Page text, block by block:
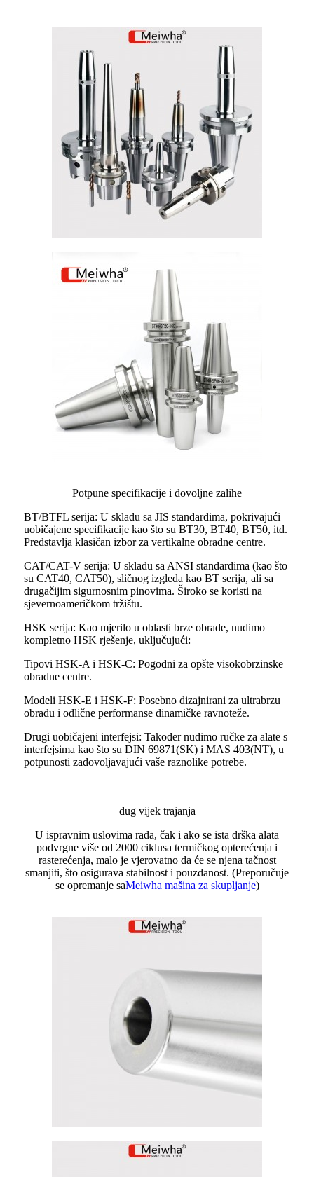
Potpune specifikacije i dovoljne zalihe
BT/BTFL serija: U skladu sa JIS standardima, pokrivajući
uobičajene specifikacije kao što su BT30, BT40, BT50, itd.
Predstavlja klasičan izbor za vertikalne obradne centre.
CAT/CAT-V serija: U skladu sa ANSI standardima (kao što
su CAT40, CAT50), sličnog izgleda kao BT serija, ali sa
drugačijim sigurnosnim pinovima. Široko se koristi na
sjevernoameričkom tržištu.
HSK serija: Kao mjerilo u oblasti brze obrade, nudimo
kompletno HSK rješenje, uključujući:
Tipovi HSK-A i HSK-C: Pogodni za opšte visokobrzinske
obradne centre.
Modeli HSK-E i HSK-F: Posebno dizajnirani za ultrabrzu
obradu i odlične performanse dinamičke ravnoteže.
Drugi uobičajeni interfejsi: Također nudimo ručke za alate s
interfejsima kao što su DIN 69871(SK) i MAS 403(NT), u
potpunosti zadovoljavajući vaše raznolike potrebe.
dug vijek trajanja
U ispravnim uslovima rada, čak i ako se ista drška alata
podvrgne više od 2000 ciklusa termičkog opterećenja i
rasterećenja, malo je vjerovatno da će se njena tačnost
smanjiti, što osigurava stabilnost i pouzdanost. (Preporučuje
se opremanje saMeiwha mašina za skupljanje)